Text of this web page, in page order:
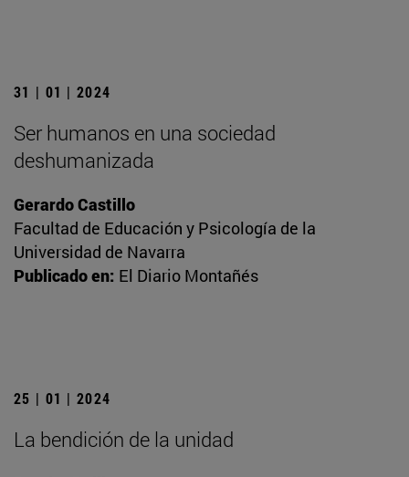
31 | 01 | 2024
Ser humanos en una sociedad
deshumanizada
Gerardo Castillo
Facultad de Educación y Psicología de la
Universidad de Navarra
Publicado en: El Diario Montañés
25 | 01 | 2024
La bendición de la unidad